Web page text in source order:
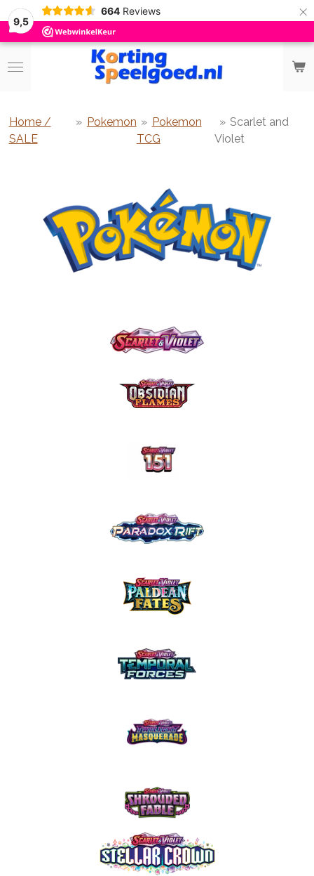
9,5
664 Reviews ×
Home /
SALE
» Pokemon » Pokemon
TCG
» Scarlet and
Violet